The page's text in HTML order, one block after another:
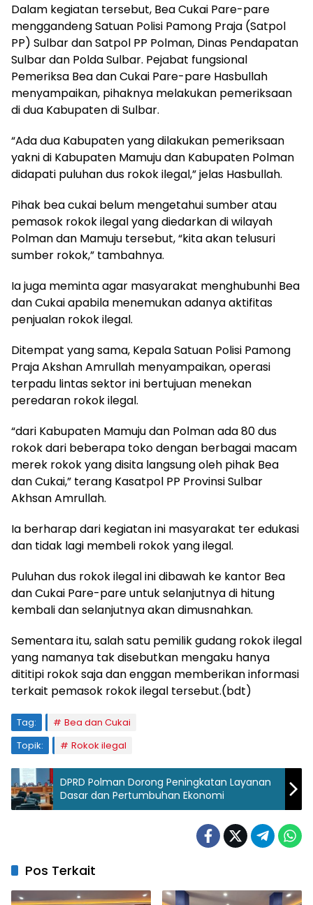
Dalam kegiatan tersebut, Bea Cukai Pare-pare
menggandeng Satuan Polisi Pamong Praja (Satpol
PP) Sulbar dan Satpol PP Polman, Dinas Pendapatan
Sulbar dan Polda Sulbar. Pejabat fungsional
Pemeriksa Bea dan Cukai Pare-pare Hasbullah
menyampaikan, pihaknya melakukan pemeriksaan
di dua Kabupaten di Sulbar.
“Ada dua Kabupaten yang dilakukan pemeriksaan
yakni di Kabupaten Mamuju dan Kabupaten Polman
didapati puluhan dus rokok ilegal,” jelas Hasbullah.
Pihak bea cukai belum mengetahui sumber atau
pemasok rokok ilegal yang diedarkan di wilayah
Polman dan Mamuju tersebut, “kita akan telusuri
sumber rokok,” tambahnya.
Ia juga meminta agar masyarakat menghubunhi Bea
dan Cukai apabila menemukan adanya aktifitas
penjualan rokok ilegal.
Ditempat yang sama, Kepala Satuan Polisi Pamong
Praja Akshan Amrullah menyampaikan, operasi
terpadu lintas sektor ini bertujuan menekan
peredaran rokok ilegal.
“dari Kabupaten Mamuju dan Polman ada 80 dus
rokok dari beberapa toko dengan berbagai macam
merek rokok yang disita langsung oleh pihak Bea
dan Cukai,” terang Kasatpol PP Provinsi Sulbar
Akhsan Amrullah.
Ia berharap dari kegiatan ini masyarakat ter edukasi
dan tidak lagi membeli rokok yang ilegal.
Puluhan dus rokok ilegal ini dibawah ke kantor Bea
dan Cukai Pare-pare untuk selanjutnya di hitung
kembali dan selanjutnya akan dimusnahkan.
Sementara itu, salah satu pemilik gudang rokok ilegal
yang namanya tak disebutkan mengaku hanya
dititipi rokok saja dan enggan memberikan informasi
terkait pemasok rokok ilegal tersebut.(bdt)
Tag:
Bea dan Cukai
Topik:
Rokok ilegal
DPRD Polman Dorong Peningkatan Layanan
Dasar dan Pertumbuhan Ekonomi
Pos Terkait